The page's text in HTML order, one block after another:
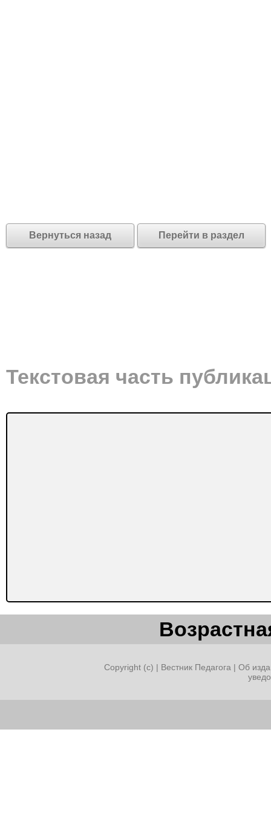
Вернуться назад Перейти в раздел
Текстовая часть
Copyright (c) | Вестник Педагога | Об